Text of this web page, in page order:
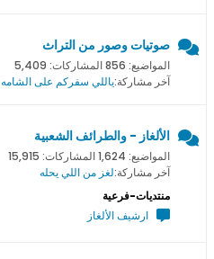
صوتيات وصور من التراث
المواضيع: 856 المشاركات: 5,409
آخر مشاركة:ياللي سفركم على الشامه
الألغاز - والطرائف الشعبية
المواضيع: 1,624 المشاركات: 15,915
آخر مشاركة:لغز من اللي يحله
منتديات-فرعية
ارشيف الألغاز